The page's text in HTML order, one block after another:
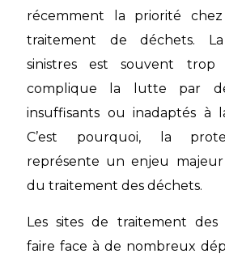
récemment la priorité
traitement de déchets.
sinistres est souvent
complique la lutte par
insuffisants ou inadaptés à
C’est pourquoi, la
représente un enjeu
du traitement des déchets.
Les sites de traitement des
faire face à de nombreux